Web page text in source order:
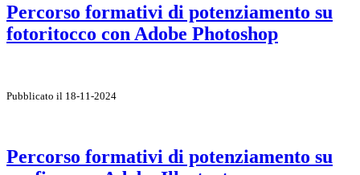
Percorso formativi di potenziamento su
fotoritocco con Adobe Photoshop
Pubblicato il 18-11-2024
Percorso formativi di potenziamento su